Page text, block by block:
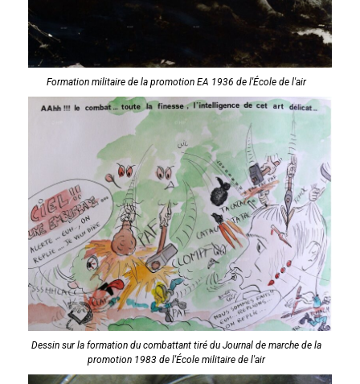
Formation militaire de la promotion EA 1936 de l'École de l'air
Dessin sur la formation du combattant tiré du Journal de marche de la
promotion 1983 de l'École militaire de l'air